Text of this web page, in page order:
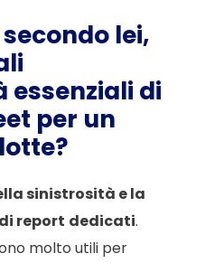
lei,
di
per un
sinistrosità e la
report dedicati.
molto utili per